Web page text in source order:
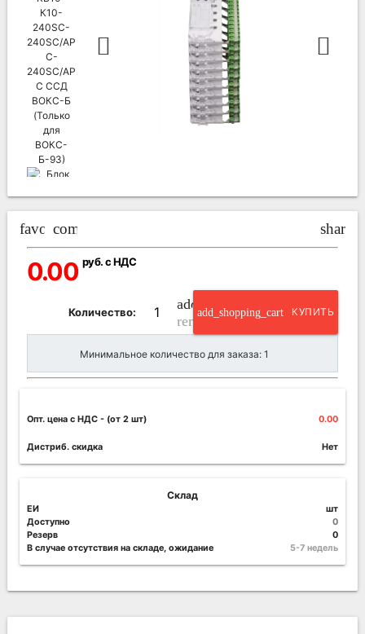
favorite_border
compare_arrows share
0.00 руб. с НДС
Количество:
add_circle_outline
remove_circle_outline
add_shopping_cart КУПИТЬ
Минимальное количество для заказа: 1
Опт. цена c НДС - (от 2 шт) 0.00
Дистриб. скидка Нет
Склад
ЕИ
шт
Доступно
0
Резерв
0
В случае отсутствия на складе, ожидание
5-7 недель